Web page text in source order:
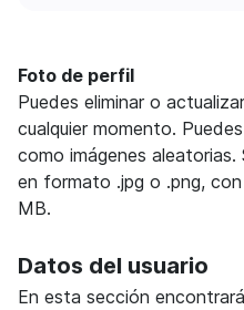
Foto de perfil
Puedes eliminar o
cualquier momento.
como imágenes aleatorias.
en formato .jpg o .png,
MB.
Datos del usuario
En esta sección